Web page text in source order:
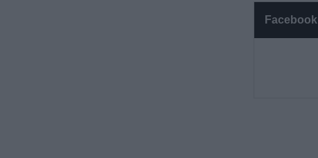
Facebook